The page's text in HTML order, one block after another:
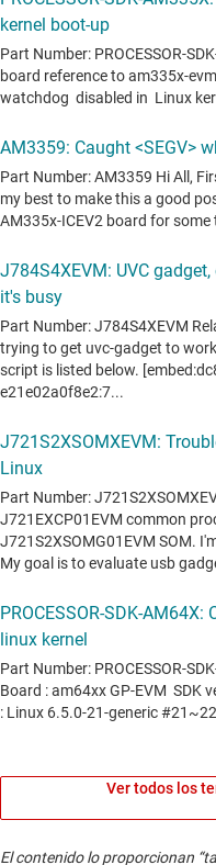
Ver todos los
El contenido lo proporcionan